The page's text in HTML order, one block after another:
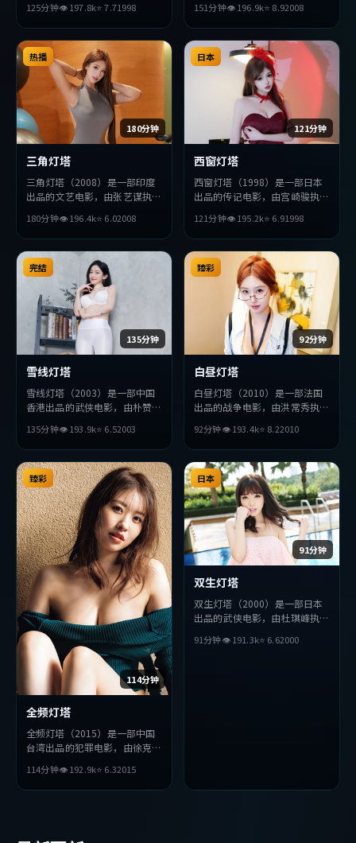
旬、朱一龙等主演。影片在叙事
与视听上力求突破，探讨人性与
抉择，节奏张弛有度，适合喜欢
该类型的观众完整观看。
125分钟👁197.8k⭐7.71998
主演。影片在叙事与视听上力求
突破，探讨人性与抉择，节奏张
弛有度，适合喜欢该类型的观众
完整观看。
151分钟👁196.9k⭐ 8.92008
180分钟
热播
三角灯塔
三角灯塔（2008）是一部印度
出品的文艺电影，由张艺谋执
主演。影片在叙事与视听上力求
突破，探讨人性与抉择，节奏张
弛有度，适合喜欢该类型的观众
完整观看。
180分钟👁196.4k⭐ 6.02008
121分钟
日本
西窗灯塔
西窗灯塔（1998）是一部日本
出品的传记电影，由宫崎骏执
演。影片在叙事与视听上力求突
破，探讨人性与抉择，节奏张弛
有度，适合喜欢该类型的观众完
整观看。
121分钟👁195.2k⭐ 6.91998
135分钟
完结
雪线灯塔
雪线灯塔（2003）是一部中国
香港出品的武侠电影，由朴赞郁
等主演。影片在叙事与视听上力
求突破，探讨人性与抉择，节奏
张弛有度，适合喜欢该类型的观
众完整观看。
135分钟👁193.9k⭐ 6.52003
92分钟
臻彩
白昼灯塔
白昼灯塔（2010）是一部法国
出品的战争电影，由洪常秀执
等主演。影片在叙事与视听上力
求突破，探讨人性与抉择，节奏
张弛有度，适合喜欢该类型的观
众完整观看。
92分钟👁193.4k⭐ 8.22010
114分钟
臻彩
全频灯塔
全频灯塔（2015）是一部中国
台湾出品的犯罪电影，由徐克执
主演。影片在叙事与视听上力求
突破，探讨人性与抉择，节奏张
114分钟👁192.9k⭐ 6.32015
91分钟
日本
双生灯塔
双生灯塔（2000）是一部日本
出品的武侠电影，由杜琪峰执
黄政民等主演。影片在叙事与视
91分钟👁191.3k⭐ 6.62000